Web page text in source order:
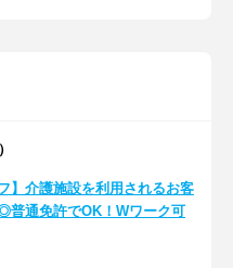
】介護施設を利用されるお客
普通免許でOK！Wワーク可